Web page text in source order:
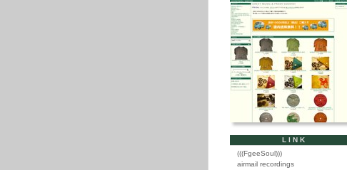
LINK
(((FgeeSoul)))
airmail recordings